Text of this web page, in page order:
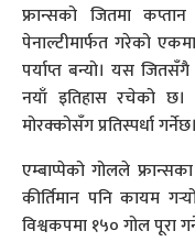
फ्रान्सको जितमा
पेनाल्टीमार्फत गरेको
पर्याप्त बन्यो। यस
नयाँ इतिहास रचेको छ।
मोरक्कोसँग प्रतिस्पर्धा गर्नेछ।
एम्बाप्पेको गोलले
कीर्तिमान पनि कायम
विश्वकपमा १५० गोल पूरा